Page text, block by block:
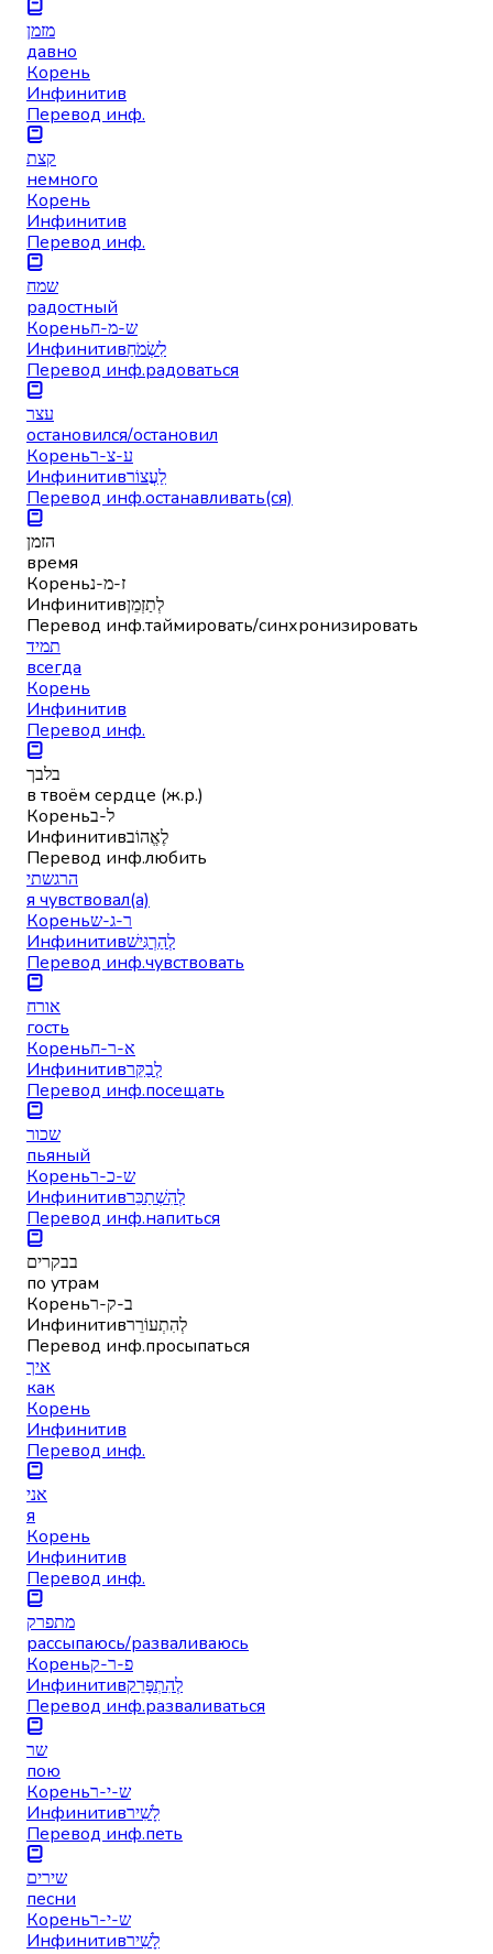
מזמן
давно
Корень
Инфинитив
Перевод инф.
קצת
немного
Корень
Инфинитив
Перевод инф.
שמח
радостный
Кореньש-מ-ח
Инфинитивלִשְׂמֹחַ
Перевод инф.радоваться
עצר
остановился/остановил
Кореньע-צ-ר
Инфинитивלַעֲצוֹר
Перевод инф.останавливать(ся)
הזמן
время
Кореньז-מ-נ
Инфинитивלְתַזְמֵן
Перевод инф.таймировать/синхронизировать
תמיד
всегда
Корень
Инфинитив
Перевод инф.
בלבך
в твоём сердце (ж.р.)
Кореньל-ב
Инфинитивלֶאֱהוֹב
Перевод инф.любить
הרגשתי
я чувствовал(а)
Кореньר-ג-ש
Инфинитивלְהַרְגִּישׁ
Перевод инф.чувствовать
אורח
гость
Кореньא-ר-ח
Инфинитивלְבַקֵּר
Перевод инф.посещать
שכור
пьяный
Кореньש-כ-ר
Инфинитивלְהִשְׁתַכֵּר
Перевод инф.напиться
בבקרים
по утрам
Кореньב-ק-ר
Инфинитивלְהִתְעוֹרֵר
Перевод инф.просыпаться
איך
как
Корень
Инфинитив
Перевод инф.
אני
я
Корень
Инфинитив
Перевод инф.
מתפרק
рассыпаюсь/разваливаюсь
Кореньפ-ר-ק
Инфинитивלְהִתְפָּרֵק
Перевод инф.разваливаться
שר
пою
Кореньש-י-ר
Инфинитивלָשִׁיר
Перевод инф.петь
שירים
песни
Кореньש-י-ר
Инфинитивלָשִׁיר